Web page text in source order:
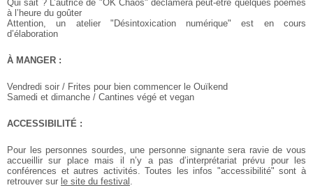
Qui sait ? L’autrice de "OK Chaos" déclamera peut-être quelques poèmes
à l’heure du goûter
Attention, un atelier "Désintoxication numérique" est en cours
d’élaboration
À MANGER :
Vendredi soir / Frites pour bien commencer le Ouïkend
Samedi et dimanche / Cantines végé et vegan
ACCESSIBILITÉ :
Pour les personnes sourdes, une personne signante sera ravie de vous
accueillir sur place mais il n’y a pas d’interprétariat prévu pourles
conférences et autres activités. Toutes les infos "accessibilité" sont à
retrouver sur le site du festival .